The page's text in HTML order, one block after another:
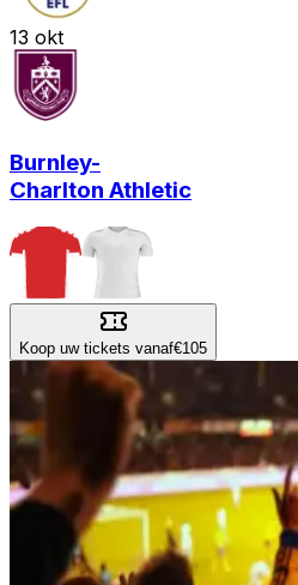
13 okt
Burnley-
Charlton Athletic
Koop uw tickets vanaf€105